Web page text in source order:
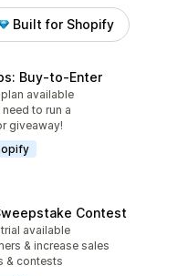
Built for Shopify
Buy‑to‑Enter
18件
plan available
to run a
giveaway!
Contest
21件available
& increase sales
& contests